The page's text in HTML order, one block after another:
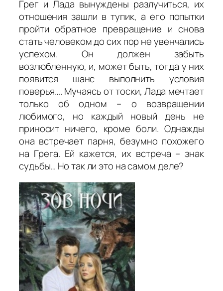
Грег и Лада вынуждены разлучиться, их
отношения зашли в тупик, а его попытки
пройти обратное превращение и снова
стать человеком до сих пор не увенчались
успехом. Он должен забыть
возлюбленную, и, может быть, тогда у них
появится шанс выполнить условия
поверья…. Мучаясь от тоски, Лада мечтает
только об одном – о возвращении
любимого, но каждый новый день не
приносит ничего, кроме боли. Однажды
она встречает парня, безумно похожего
на Грега. Ей кажется, их встреча – знак
судьбы… Но так ли это на самом деле?